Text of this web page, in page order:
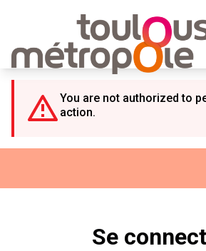
You are not authorized to
action.
Se